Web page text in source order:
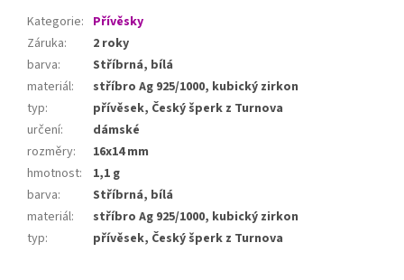
Kategorie: Přívěsky
Záruka:
2 roky
barva:
Stříbrná, bílá
materiál:
stříbro Ag 925/1000, kubický zirkon
typ:
přívěsek, Český šperk z Turnova
určení:
dámské
rozměry:
16x14 mm
hmotnost:
1,1 g
barva:
Stříbrná, bílá
materiál:
stříbro Ag 925/1000, kubický zirkon
typ: přívěsek, Český šperk z Turnova